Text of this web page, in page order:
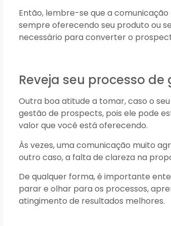
Então, lembre-se que a
sempre oferecendo seu produto ou
necessário para converter o
Reveja seu processo
Outra boa atitude a tomar, caso o
gestão de prospects, pois ele pode
valor que você está oferecendo.
Às vezes, uma comunicação muito
outro caso, a falta de clareza na
De qualquer forma, é importante
parar e olhar para os processos,
atingimento de resultados melhores.